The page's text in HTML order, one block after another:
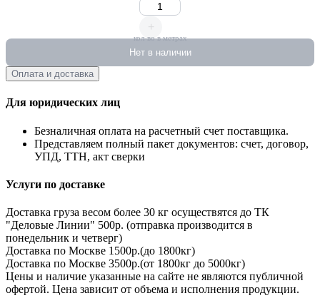
+
кол-во в метрах
Нет в наличии
Оплата и доставка
Для юридических лиц
Безналичная оплата на расчетный счет поставщика.
Представляем полный пакет документов: счет, договор,
УПД, ТТН, акт сверки
Услуги по доставке
Доставка груза весом более 30 кг осуществятся до ТК
"Деловые Линии" 500р. (отправка производится в
понедельник и четверг)
Доставка по Москве 1500р.(до 1800кг)
Доставка по Москве 3500р.(от 1800кг до 5000кг)
Цены и наличие указанные на сайте не являются публичной
офертой. Цена зависит от объема и исполнения продукции.